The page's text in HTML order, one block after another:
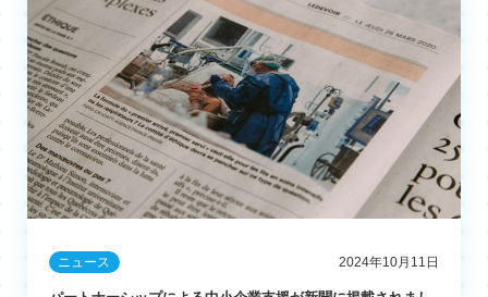
ニュース 2024年10月11日